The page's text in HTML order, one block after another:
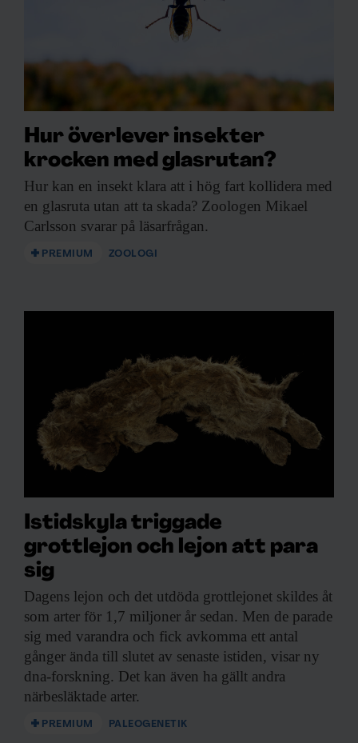
Hur överlever insekter
krocken med glasrutan?
Hur kan en insekt klara att i hög fart kollidera med
en glasruta utan att ta skada? Zoologen Mikael
Carlsson svarar på läsarfrågan.
PREMIUM ZOOLOGI
Istidskyla triggade
grottlejon och lejon att para
sig
Dagens lejon och det utdöda grottlejonet skildes åt
som arter för 1,7 miljoner år sedan. Men de parade
sig med varandra och fick avkomma ett antal
gånger ända till slutet av senaste istiden, visar ny
dna-forskning. Det kan även ha gällt andra
närbesläktade arter.
PREMIUM PALEOGENETIK